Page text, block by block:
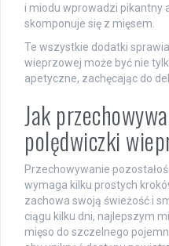
i miodu wprowadzi pikantny
skomponuje się z mięsem.
Te wszystkie dodatki
wieprzowej może być nie
apetyczne, zachęcając do
Jak
polędwiczki
Przechowywanie
wymaga kilku prostych
zachowa swoją świeżość i
ciągu kilku dni, najlepszym
mięso do szczelnego